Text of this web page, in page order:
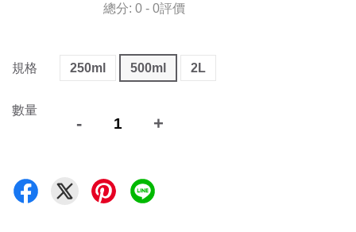
總分: 0 - 0評價
規格 250ml 500ml 2L
數量
- +